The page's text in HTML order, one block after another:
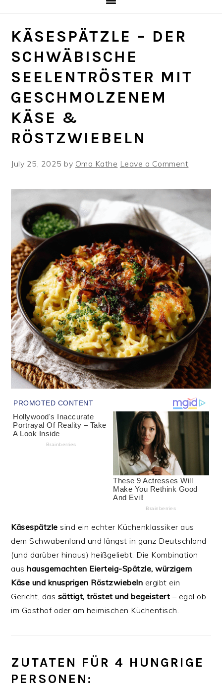
KÄSESPÄTZLE – DER
SCHWÄBISCHE
SEELENTRÖSTER MIT
GESCHMOLZENEM
KÄSE &
RÖSTZWIEBELN
July 25, 2025 by Oma Kathe Leave a Comment
Käsespätzle sind ein echter Küchenklassiker aus
dem Schwabenland und längst in ganz Deutschland
(und darüber hinaus) heißgeliebt. Die Kombination
aushausgemachten Eierteig-Spätzle, würzigem
Käse und knusprigen Röstzwiebeln ergibt ein
Gericht, das sättigt, tröstet und begeistert – egal ob
im Gasthof oder am heimischen Küchentisch.
ZUTATEN FÜR 4 HUNGRIGE
PERSONEN: